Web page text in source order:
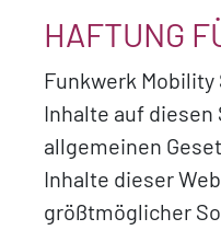
HAFTUNG
Funkwerk
Inhalte auf diesen
allgemeinen
Inhalte dieser
größtmöglicher